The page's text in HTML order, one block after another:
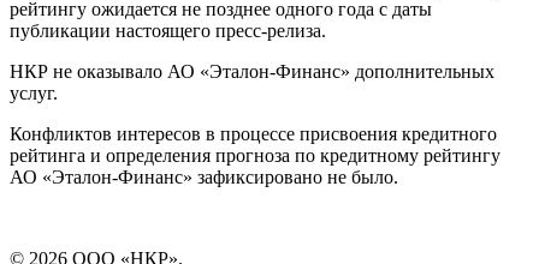
рейтингу ожидается не позднее одного года с даты
публикации настоящего пресс-релиза.
НКР не оказывало АО «Эталон-Финанс» дополнительных
услуг.
Конфликтов интересов в процессе присвоения кредитного
рейтинга и определения прогноза по кредитному рейтингу
АО «Эталон-Финанс» зафиксировано не было.
© 2026 ООО «НКР».